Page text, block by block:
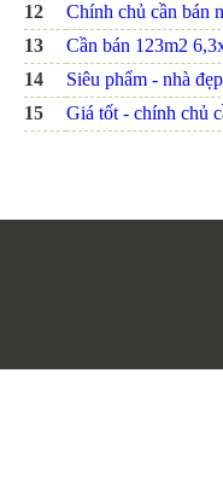
12
Chính chủ cần bán
13
Cần bán 123m2
14
Siêu phẩm - nhà
15
Giá tốt - chính chủ